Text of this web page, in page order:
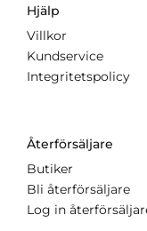
Hjälp
Villkor
Kundservice
Integritetspolicy
Återförsäljare
Butiker
Bli återförsäljare
Log in